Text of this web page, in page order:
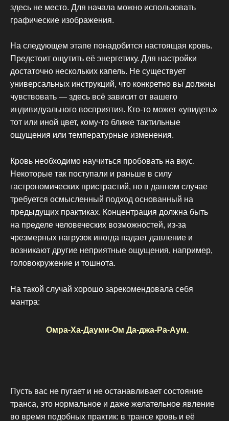
здесь не место. Для начала можно использовать
графические изображения.
На следующем этапе понадобится настоящая кровь.
Предстоит ощутить её энергетику. Для настройки
достаточно нескольких капель. Не существует
универсальных инструкций, что конкретно вы должны
чувствовать — здесь всё зависит от вашего
индивидуального восприятия. Кто-то может «увидеть»
тот или иной цвет, кому-то ближе тактильные
ощущения или температурные изменения.
Кровь необходимо научиться пробовать на вкус.
Некоторые так поступали и раньше в силу
гастрономических пристрастий, но в данном случае
требуется осмысленный подход основанный на
предыдущих практиках. Концентрация должна быть
на пределе человеческих возможностей, из-за
чрезмерных нагрузок иногда падает давление и
возникают другие неприятные ощущения, например,
головокружение и тошнота.
На такой случай хорошо зарекомендовала себя
мантра:
Омра-Ха-Дауми-Ом Да-джа-Ра-Аум.
Пусть вас не пугает и не останавливает состояние
транса, это нормальное и даже желательное явление
во время подобных практик: в трансе кровь и её